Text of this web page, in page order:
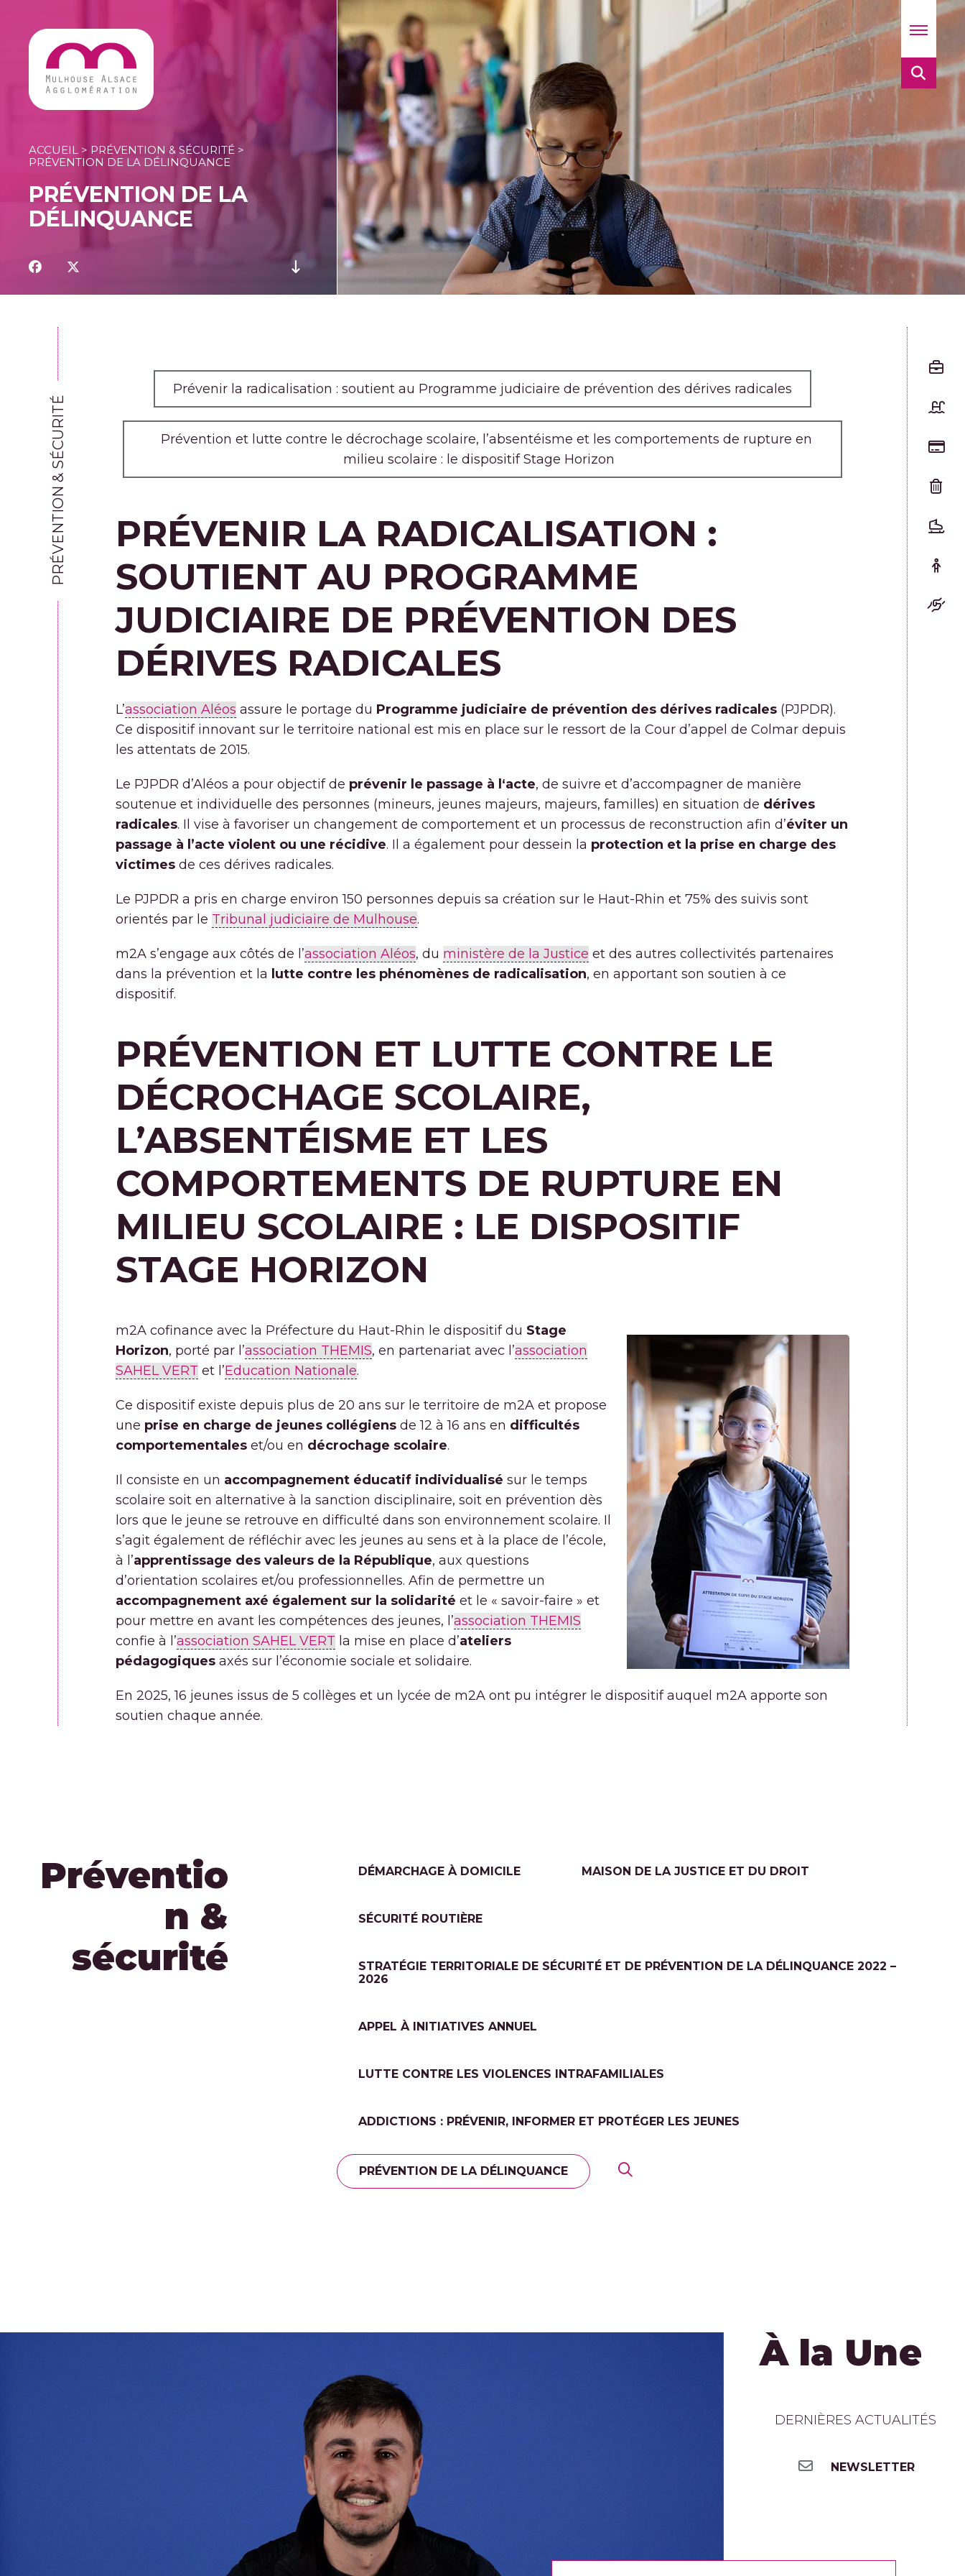
ACCUEIL > PRÉVENTION & SÉCURITÉ >
PRÉVENTION DE LA DÉLINQUANCE
PRÉVENTION DE LA
DÉLINQUANCE
PRÉVENTION & SÉCURITÉ
Prévenir la radicalisation : soutient au Programme judiciaire de prévention des dérives radicales
Prévention et lutte contre le décrochage scolaire, l’absentéisme et les comportements de rupture en
milieu scolaire : le dispositif Stage Horizon
PRÉVENIR LA RADICALISATION :
SOUTIENT AU PROGRAMME
JUDICIAIRE DE PRÉVENTION DES
DÉRIVES RADICALES
L’association Aléos assure le portage du Programme judiciaire de prévention des dérives radicales (PJPDR).
Ce dispositif innovant sur le territoire national est mis en place sur le ressort de la Cour d’appel de Colmar depuis
les attentats de 2015.
Le PJPDR d’Aléos a pour objectif de prévenir le passage à l‘acte, de suivre et d’accompagner de manière
soutenue et individuelle des personnes (mineurs, jeunes majeurs, majeurs, familles) en situation de dérives
radicales. Il vise à favoriser un changement de comportement et un processus de reconstruction afin d’éviter un
passage à l’acte violent ou une récidive. Il a également pour dessein la protection et la prise en charge des
victimes de ces dérives radicales.
Le PJPDR a pris en charge environ 150 personnes depuis sa création sur le Haut-Rhin et 75% des suivis sont
orientés par le Tribunal judiciaire de Mulhouse.
m2A s’engage aux côtés de l’association Aléos, du ministère de la Justice et des autres collectivités partenaires
dans la prévention et la lutte contre les phénomènes de radicalisation, en apportant son soutien à ce
dispositif.
PRÉVENTION ET LUTTE CONTRE LE
DÉCROCHAGE SCOLAIRE,
L’ABSENTÉISME ET LES
COMPORTEMENTS DE RUPTURE EN
MILIEU SCOLAIRE : LE DISPOSITIF
STAGE HORIZON
m2A cofinance avec la Préfecture du Haut-Rhin le dispositif du Stage
Horizon, porté par l’association THEMIS, en partenariat avec l’association
SAHEL VERT et l’Education Nationale.
Ce dispositif existe depuis plus de 20 ans sur le territoire de m2A et propose
une prise en charge de jeunes collégiens de 12 à 16 ans en difficultés
comportementales et/ou en décrochage scolaire.
Il consiste en un accompagnement éducatif individualisé sur le temps
scolaire soit en alternative à la sanction disciplinaire, soit en prévention dès
lors que le jeune se retrouve en difficulté dans son environnement scolaire. Il
s’agit également de réfléchir avec les jeunes au sens et à la place de l’école,
à l’apprentissage des valeurs de la République, aux questions
d’orientation scolaires et/ou professionnelles. Afin de permettre un
accompagnement axé également sur la solidarité et le « savoir-faire » et
pour mettre en avant les compétences des jeunes, l’association THEMIS
confie à l’association SAHEL VERT la mise en place d’ateliers
pédagogiques axés sur l’économie sociale et solidaire.
En 2025, 16 jeunes issus de 5 collèges et un lycée de m2A ont pu intégrer le dispositif auquel m2A apporte son
soutien chaque année.
Préventio
n &
sécurité
DÉMARCHAGE À DOMICILE MAISON DE LA JUSTICE ET DU DROIT
SÉCURITÉ ROUTIÈRE
STRATÉGIE TERRITORIALE DE SÉCURITÉ ET DE PRÉVENTION DE LA DÉLINQUANCE 2022 –
2026
APPEL À INITIATIVES ANNUEL
LUTTE CONTRE LES VIOLENCES INTRAFAMILIALES
ADDICTIONS : PRÉVENIR, INFORMER ET PROTÉGER LES JEUNES
PRÉVENTION DE LA DÉLINQUANCE
À la Une
DERNIÈRES ACTUALITÉS
NEWSLETTER